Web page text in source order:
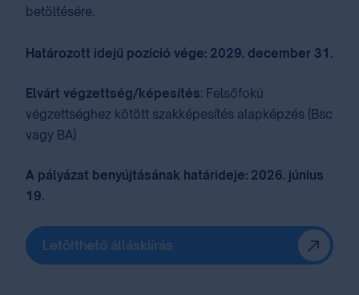
betöltésére.
Határozott idejű pozíció vége: 2029. december 31.
Elvárt végzettség/képesítés: Felsőfokú
végzettséghez kötött szakképesítés alapképzés (Bsc
vagy BA)
A pályázat benyújtásának határideje: 2026. június
19.
Letölthető álláskiírás